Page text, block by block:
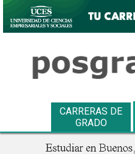
CARRERAS DE
GRADO